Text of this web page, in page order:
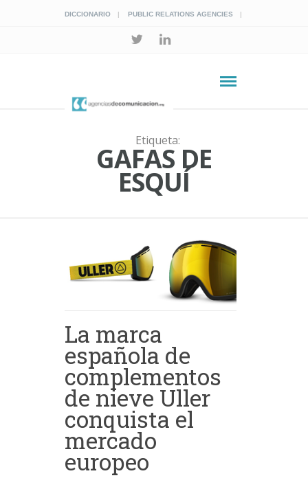
DICCIONARIO PUBLIC RELATIONS AGENCIES
Etiqueta:
GAFAS DE
ESQUÍ
La marca
española de
complementos
de nieve Uller
conquista el
mercado
europeo